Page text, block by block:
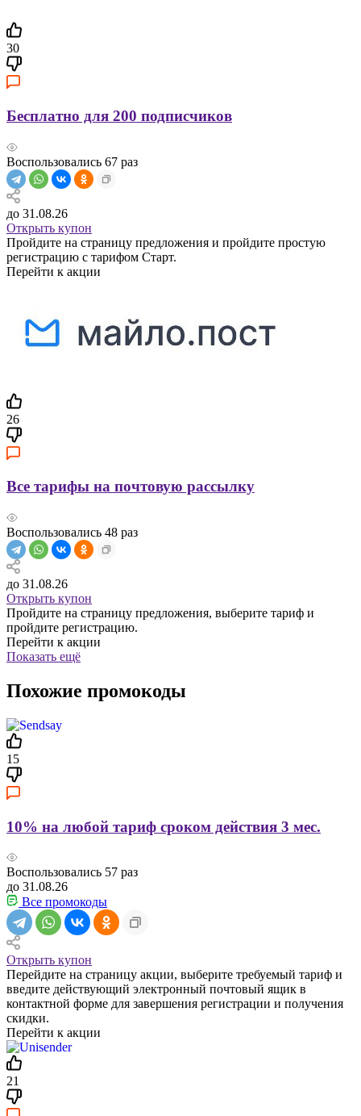
30
Бесплатно для 200 подписчиков
Воспользовались 67 раз
до 31.08.26
Открыть купон
Пройдите на страницу предложения и пройдите простую
регистрацию с тарифом Старт.
Перейти к акции
26
Все тарифы на почтовую рассылку
Воспользовались 48 раз
до 31.08.26
Открыть купон
Пройдите на страницу предложения, выберите тариф и
пройдите регистрацию.
Перейти к акции
Показать ещё
Похожие промокоды
15
10% на любой тариф сроком действия 3 мес.
Воспользовались 57 раз
до 31.08.26
Все промокоды
Открыть купон
Перейдите на страницу акции, выберите требуемый тариф и
введите действующий электронный почтовый ящик в
контактной форме для завершения регистрации и получения
скидки.
Перейти к акции
21